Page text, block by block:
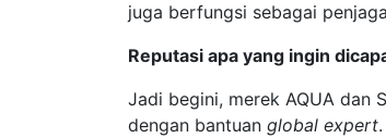
juga berfungsi sebagai
Reputasi apa yang ingin
Jadi begini, merek AQUA dan
dengan bantuan global expert